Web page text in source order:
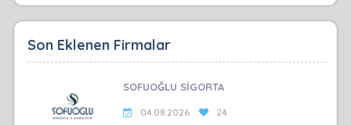
Son Eklenen Firmalar
SOFUOĞLU SİGORTA
04.08.2026 24